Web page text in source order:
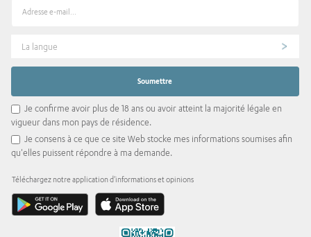
La langue
Je confirme avoir plus de 18 ans ou avoir atteint la majorité légale en
vigueur dans mon pays de résidence.
Je consens à ce que ce site Web stocke mes informations soumises afin
qu'elles puissent répondre à ma demande.
Téléchargez notre application d'informations et opinions